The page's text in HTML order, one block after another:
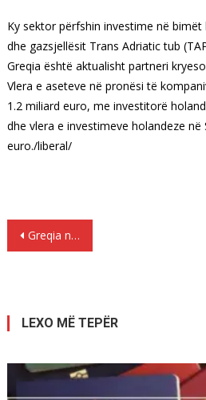
Ky sektor përfshin investime në
dhe gazsjellësit Trans Adriatic tub
Greqia është aktualisht partneri
Vlera e aseteve në pronësi të
1.2 miliard euro, me investitorë
dhe vlera e investimeve holandeze në
euro./liberal/
Lëvizje
Greqia ne dhjetor debon edhe 591 emigrante. Per 2017 jane debuar 11.296 shqiptare
LEXO MË TEPËR